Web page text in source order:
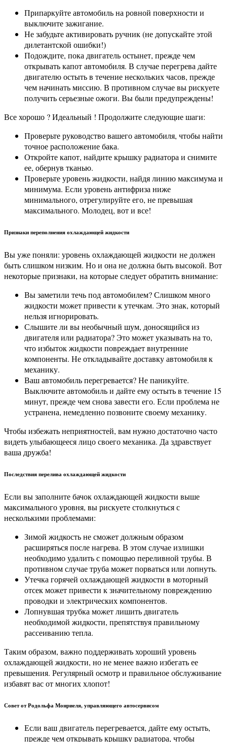
Припаркуйте автомобиль на ровной поверхности и
выключите зажигание.
Не забудьте активировать ручник (не допускайте этой
дилетантской ошибки!)
Подождите, пока двигатель остынет, прежде чем
открывать капот автомобиля. В случае перегрева дайте
двигателю остыть в течение нескольких часов, прежде
чем начинать миссию. В противном случае вы рискуете
получить серьезные ожоги. Вы были предупреждены!
Все хорошо ? Идеальный ! Продолжите следующие шаги:
Проверьте руководство вашего автомобиля, чтобы найти
точное расположение бака.
Откройте капот, найдите крышку радиатора и снимите
ее, обернув тканью.
Проверьте уровень жидкости, найдя линию максимума и
минимума. Если уровень антифриза ниже
минимального, отрегулируйте его, не превышая
максимального. Молодец, вот и все!
Признаки переполнения охлаждающей жидкости
Вы уже поняли: уровень охлаждающей жидкости не должен
быть слишком низким. Но и она не должна быть высокой. Вот
некоторые признаки, на которые следует обратить внимание:
Вы заметили течь под автомобилем? Слишком много
жидкости может привести к утечкам. Это знак, который
нельзя игнорировать.
Слышите ли вы необычный шум, доносящийся из
двигателя или радиатора? Это может указывать на то,
что избыток жидкости повреждает внутренние
компоненты. Не откладывайте доставку автомобиля к
механику.
Ваш автомобиль перегревается? Не паникуйте.
Выключите автомобиль и дайте ему остыть в течение 15
минут, прежде чем снова завести его. Если проблема не
устранена, немедленно позвоните своему механику.
Чтобы избежать неприятностей, вам нужно достаточно часто
видеть улыбающееся лицо своего механика. Да здравствует
ваша дружба!
Последствия перелива охлаждающей жидкости
Если вы заполните бачок охлаждающей жидкости выше
максимального уровня, вы рискуете столкнуться с
несколькими проблемами:
Зимой жидкость не сможет должным образом
расширяться после нагрева. В этом случае излишки
необходимо удалить с помощью переливной трубы. В
противном случае труба может порваться или лопнуть.
Утечка горячей охлаждающей жидкости в моторный
отсек может привести к значительному повреждению
проводки и электрических компонентов.
Лопнувшая трубка может лишить двигатель
необходимой жидкости, препятствуя правильному
рассеиванию тепла.
Таким образом, важно поддерживать хороший уровень
охлаждающей жидкости, но не менее важно избегать ее
превышения. Регулярный осмотр и правильное обслуживание
избавят вас от многих хлопот!
Совет от Родольфа Монриеля, управляющего автосервисом
Если ваш двигатель перегревается, дайте ему остыть,
прежде чем открывать крышку радиатора, чтобы